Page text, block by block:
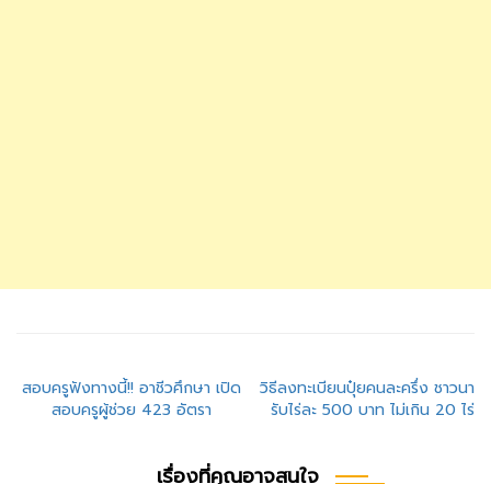
แนะแนว
เรื่อง
สอบครูฟังทางนี้!! อาชีวศึกษา เปิด
สอบครูผู้ช่วย 423 อัตรา
วิธีลงทะเบียนปุ๋ยคนละครึ่ง ชาวนา
รับไร่ละ 500 บาท ไม่เกิน 20 ไร่
เรื่องที่คุณอาจสนใจ